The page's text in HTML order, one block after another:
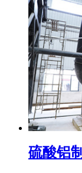
硫酸铝